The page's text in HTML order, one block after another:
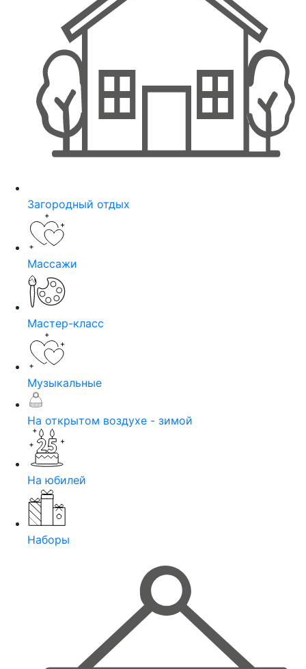
Загородный отдых
Массажи
Мастер-класс
Музыкальные
На открытом воздухе - зимой
На юбилей
Наборы